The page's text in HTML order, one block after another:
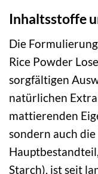
Inhaltsstoffe
Die
Rice Powder
sorgfältigen
natürlichen
mattierenden
sondern auch
Starch), ist seit